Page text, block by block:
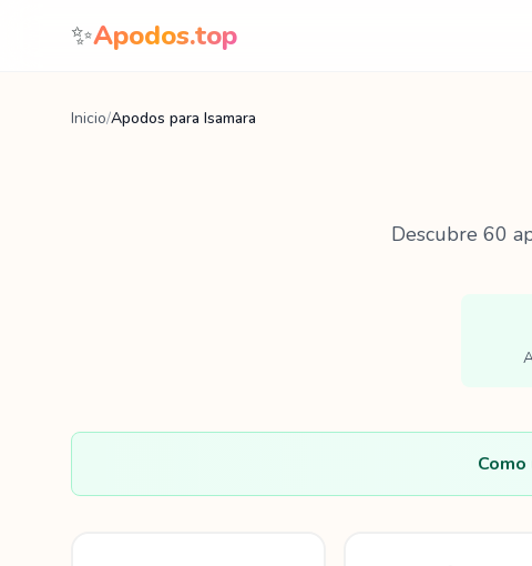
Saltar al contenido
✨Apodos.top
Inicio/Apodos para Isamara
Descubre 60
Como